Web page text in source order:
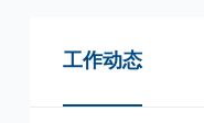
工作动态